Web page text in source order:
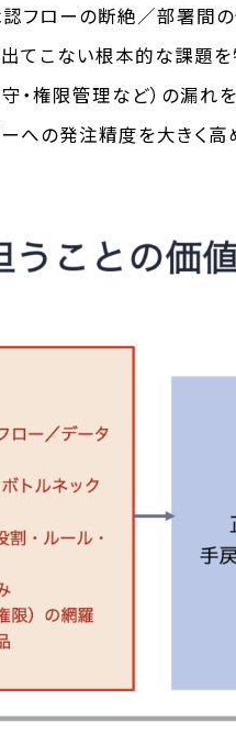
認フローの断絶／部署間
てこない根本的な課題を
・権限管理など）の漏れ
への発注精度を大きく高